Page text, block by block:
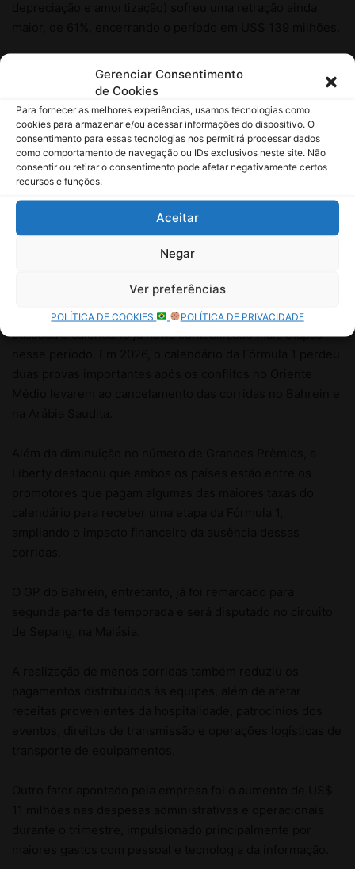
Gerenciar Consentimento
de Cookies
Para fornecer as melhores experiências, usamos tecnologias como
cookies para armazenar e/ou acessar informações do dispositivo. O
consentimento para essas tecnologias nos permitirá processar dados
como comportamento de navegação ou IDs exclusivos neste site. Não
consentir ou retirar o consentimento pode afetar negativamente certos
recursos e funções.
Aceitar
Negar
Ver preferências
POLÍTICA DE COOKIES POLÍTICA DE PRIVACIDADE